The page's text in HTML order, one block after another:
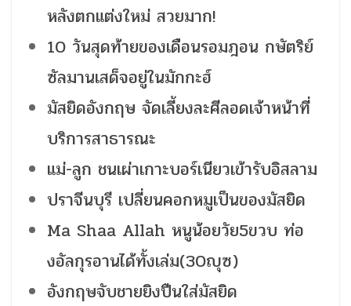
หลังตกแต่งใหม่ สวยมาก!
10 วันสุดท้ายของเดือนรอมฎอน กษัตริย์
ซัลมานเสด็จอยู่ในมักกะฮ์
มัสยิดอังกฤษ จัดเลี้ยงละศีลอดเจ้าหน้าที่
บริการสาธารณะ
แม่-ลูก ชนเผ่าเกาะบอร์เนียวเข้ารับอิสลาม
ปราจีนบุรี เปลี่ยนคอกหมูเป็นของมัสยิด
Ma Shaa Allah หนูน้อยวัย5ขวบ ท่อ
งอัลกุรอานได้ทั้งเล่ม(30ญุซ)
อังกฤษจับชายยิงปืนใส่มัสยิด